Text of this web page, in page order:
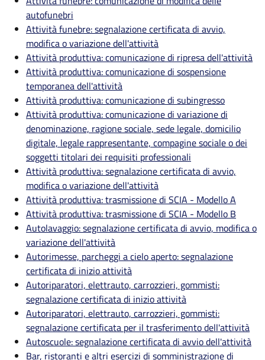
autofunebri
Attività funebre: segnalazione certificata di avvio,
modifica o variazione dell'attività
Attività produttiva: comunicazione di ripresa dell'attività
Attività produttiva: comunicazione di sospensione
temporanea dell'attività
Attività produttiva: comunicazione di subingresso
Attività produttiva: comunicazione di variazione di
denominazione, ragione sociale, sede legale, domicilio
digitale, legale rappresentante, compagine sociale o dei
soggetti titolari dei requisiti professionali
Attività produttiva: segnalazione certificata di avvio,
modifica o variazione dell'attività
Attività produttiva: trasmissione di SCIA - Modello A
Attività produttiva: trasmissione di SCIA - Modello B
Autolavaggio: segnalazione certificata di avvio, modifica o
variazione dell'attività
Autorimesse, parcheggi a cielo aperto: segnalazione
certificata di inizio attività
Autoriparatori, elettrauto, carrozzieri, gommisti:
segnalazione certificata di inizio attività
Autoriparatori, elettrauto, carrozzieri, gommisti:
segnalazione certificata per il trasferimento dell'attività
Autoscuole: segnalazione certificata di avvio dell'attività
Bar, ristoranti e altri esercizi di somministrazione di